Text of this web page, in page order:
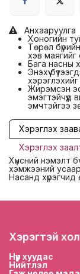
Анхааруулга
Хоногийн
Төрөл
хэв маягийг
Бага насны
Энэхүү
Жирэмсэн
эмчтэйгээ
Хэрэглэх
Хэрэглэх
Хүнсний нэмэлт
хэмжээний
Насанд хүрэгчид
Хэрэгтэй
Нүүр хуудас
Нийтлэл